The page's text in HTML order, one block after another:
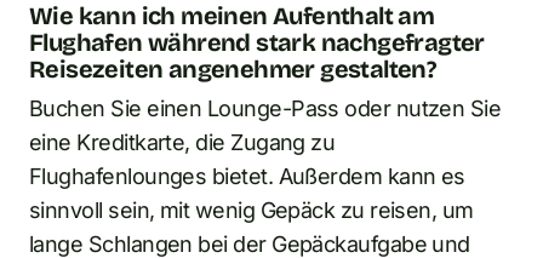
Wie kann ich meinen Aufenthalt am
Flughafen während stark nachgefragter
Reisezeiten angenehmer gestalten?
Buchen Sie einen Lounge-Pass oder nutzen Sie
eine Kreditkarte, die Zugang zu
Flughafenlounges bietet. Außerdem kann es
sinnvoll sein, mit wenig Gepäck zu reisen, um
lange Schlangen bei der Gepäckaufgabe und